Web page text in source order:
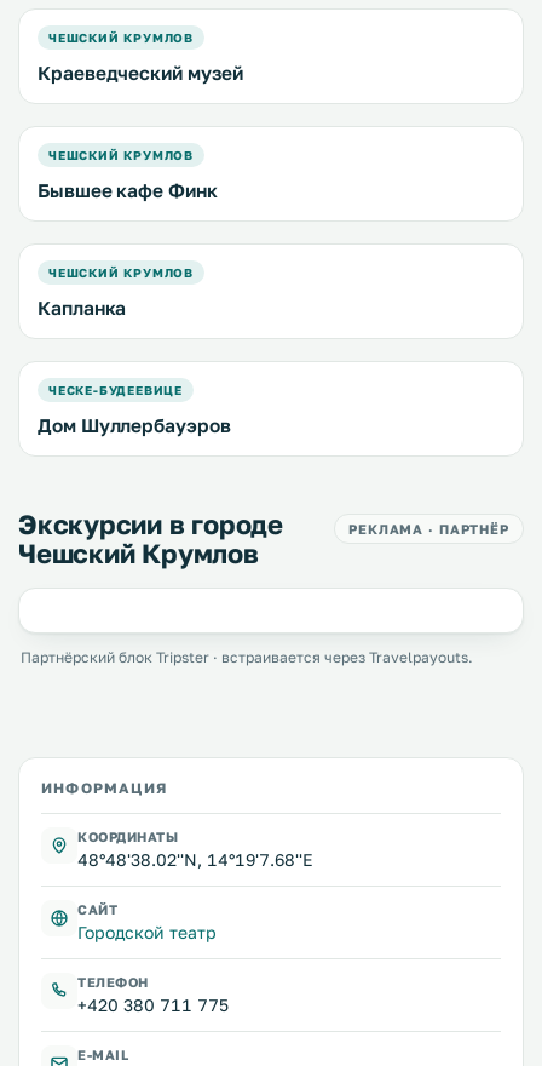
ЧЕШСКИЙ КРУМЛОВ
Краеведческий музей
ЧЕШСКИЙ КРУМЛОВ
Бывшее кафе Финк
ЧЕШСКИЙ КРУМЛОВ
Капланка
ЧЕСКЕ-БУДЕЕВИЦЕ
Дом Шуллербауэров
Экскурсии в городе
Чешский Крумлов
РЕКЛАМА · ПАРТНЁР
Партнёрский блок Tripster · встраивается через Travelpayouts.
ИНФОРМАЦИЯ
КООРДИНАТЫ
48°48'38.02''N, 14°19'7.68''E
САЙТ
Городской театр
ТЕЛЕФОН
+420 380 711 775
E-MAIL